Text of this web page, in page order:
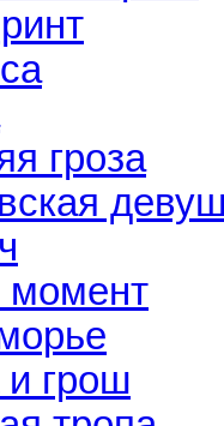
гроза
момент
грош